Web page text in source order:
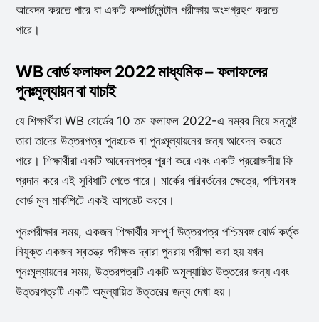
আবেদন করতে পারে বা একটি কম্পার্টমেন্টাল পরীক্ষায় অংশগ্রহণ করতে
পারে।
WB বোর্ড ফলাফল 2022 মাধ্যমিক – ফলাফলের
পুনঃমূল্যায়ন বা যাচাই
যে শিক্ষার্থীরা WB বোর্ডের 10 তম ফলাফল 2022-এ নম্বর নিয়ে সন্তুষ্ট
তারা তাদের উত্তরপত্র পুনঃচেক বা পুনঃমূল্যায়নের জন্য আবেদন করতে
পারে। শিক্ষার্থীরা একটি আবেদনপত্র পূরণ করে এবং একটি প্রয়োজনীয় ফি
প্রদান করে এই সুবিধাটি পেতে পারে। মার্কের পরিবর্তনের ক্ষেত্রে, পশ্চিমবঙ্গ
বোর্ড মূল মার্কশিটে একই আপডেট করবে।
পুনঃপরীক্ষার সময়, একজন শিক্ষার্থীর সম্পূর্ণ উত্তরপত্র পশ্চিমবঙ্গ বোর্ড কর্তৃক
নিযুক্ত একজন স্বতন্ত্র পরীক্ষক দ্বারা পুনরায় পরীক্ষা করা হয় যখন
পুনঃমূল্যায়নের সময়, উত্তরপত্রটি একটি অমূল্যায়িত উত্তরের জন্য এবং
উত্তরপত্রটি একটি অমূল্যায়িত উত্তরের জন্য দেখা হয়।